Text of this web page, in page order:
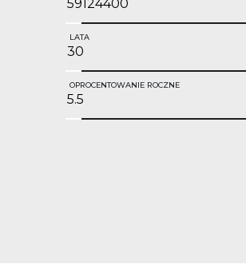
LATA
OPROCENTOWANIE ROCZNE